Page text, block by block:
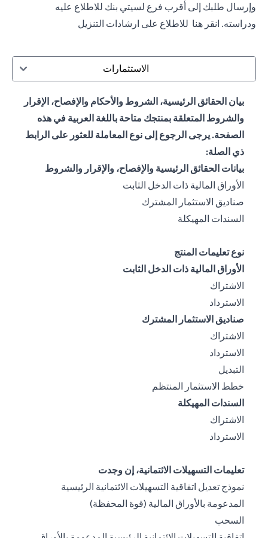
وإرسال طلبك إلى أقرب فرع لسيتي بنك للاطلاع عليه
ودراسته. انقر هنا للاطلاع على ارشادات التنزيل
الاستثمارات
بيان الحقائق الرئيسية، الشروط والأحكام والإفصاح، الإقرار
والشروط المتعلقة بمنتجك متاحة باللغة العربية في هذه
الصفحة. يرجى الرجوع إلى نوع المعاملة للعثور على الرابط
ذي الصلة:
بيانات الحقائق الرئيسية والإفصاح، والإقرار والشروط
الأوراق المالية ذات الدخل الثابت
صناديق الاستثمار المشترك
السندات المهيكلة
نوع تعليمات المنتج
الأوراق المالية ذات الدخل الثابت
الاشتراك
الاسترداد
صناديق الاستثمار المشترك
الاشتراك
الاسترداد
التبديل
خطط الاستثمار المنتظم
السندات المهيكلة
الاشتراك
الاسترداد
تعليمات التسهيلات الائتمانية، إن وجدت
نموذج تعديل اتفاقية التسهيلات الائتمانية الرئيسية
المدعومة بالأوراق المالية (قوة المحفظة)opens in a new tab
السحب